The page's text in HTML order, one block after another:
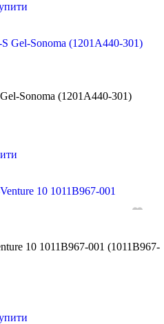
Sonoma (1201A440-301)
10 1011B967-001 (1011B967-